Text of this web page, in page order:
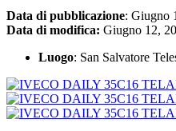
Data di pubblicazione: Giugno
Data di modifica: Giugno 12,
Luogo: San Salvatore